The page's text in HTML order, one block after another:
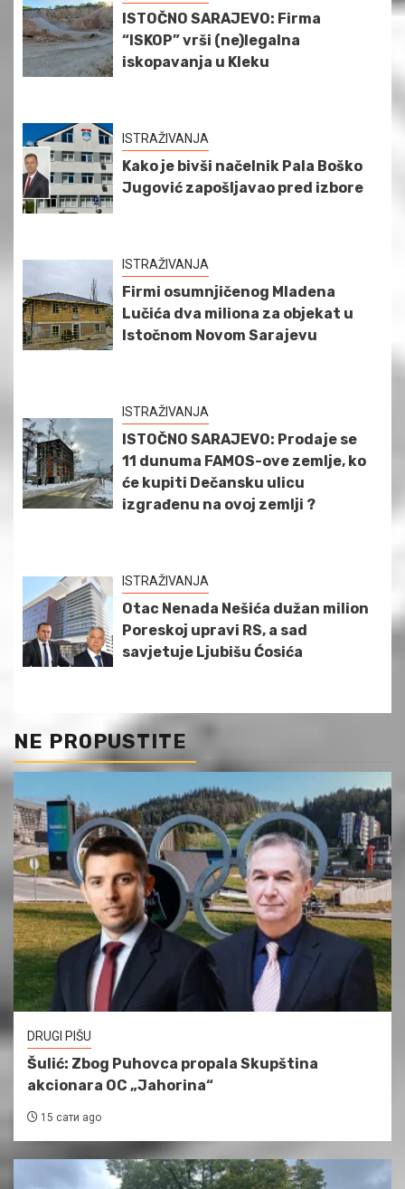
ISTOČNO SARAJEVO: Firma
“ISKOP” vrši (ne)legalna
iskopavanja u Kleku
ISTRAŽIVANJA
Kako je bivši načelnik Pala Boško
Jugović zapošljavao pred izbore
ISTRAŽIVANJA
Firmi osumnjičenog Mladena
Lučića dva miliona za objekat u
Istočnom Novom Sarajevu
ISTRAŽIVANJA
ISTOČNO SARAJEVO: Prodaje se
11 dunuma FAMOS-ove zemlje, ko
će kupiti Dečansku ulicu
izgrađenu na ovoj zemlji ?
ISTRAŽIVANJA
Otac Nenada Nešića dužan milion
Poreskoj upravi RS, a sad
savjetuje Ljubišu Ćosića
NE PROPUSTITE
DRUGI PIŠU
Šulić: Zbog Puhovca propala Skupština
akcionara OC „Jahorina“
15 сати ago